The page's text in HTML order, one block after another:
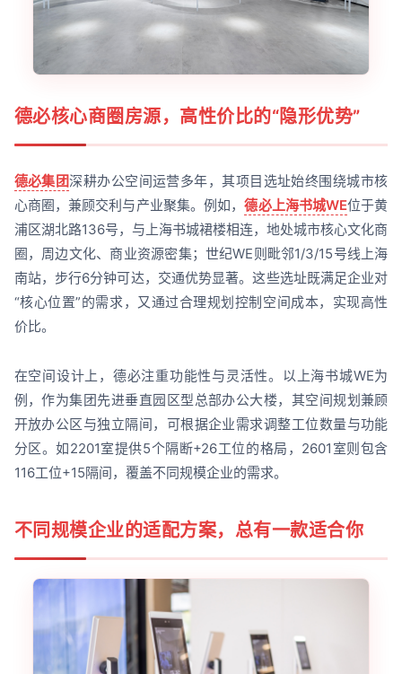
德必核心商圈房源，高性价比的“隐形优势”
德必集团深耕办公空间运营多年，其项目选址始终围绕城市核
心商圈，兼顾交利与产业聚集。例如，德必上海书城WE位于黄
浦区湖北路136号，与上海书城裙楼相连，地处城市核心文化商
圈，周边文化、商业资源密集；世纪WE则毗邻1/3/15号线上海
南站，步行6分钟可达，交通优势显著。这些选址既满足企业对
“核心位置”的需求，又通过合理规划控制空间成本，实现高性
价比。
在空间设计上，德必注重功能性与灵活性。以上海书城WE为
例，作为集团先进垂直园区型总部办公大楼，其空间规划兼顾
开放办公区与独立隔间，可根据企业需求调整工位数量与功能
分区。如2201室提供5个隔断+26工位的格局，2601室则包含
116工位+15隔间，覆盖不同规模企业的需求。
不同规模企业的适配方案，总有一款适合你